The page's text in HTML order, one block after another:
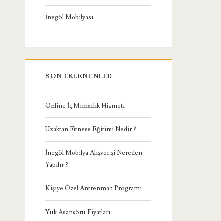
İnegöl Mobilyası
SON EKLENENLER
Online İç Mimarlık Hizmeti
Uzaktan Fitness Eğitimi Nedir ?
İnegöl Mobilya Alışverişi Nereden
Yapılır ?
Kişiye Özel Antrenman Programı
Yük Asansörü Fiyatları